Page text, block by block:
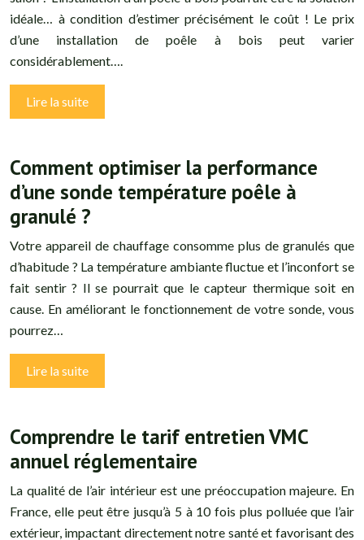
idéale… à condition d’estimer précisément le coût ! Le prix
d’une installation de poêle à bois peut varier
considérablement….
Lire la suite
Comment optimiser la performance
d’une sonde température poêle à
granulé ?
Votre appareil de chauffage consomme plus de granulés que
d’habitude ? La température ambiante fluctue et l’inconfort se
fait sentir ? Il se pourrait que le capteur thermique soit en
cause. En améliorant le fonctionnement de votre sonde, vous
pourrez…
Lire la suite
Comprendre le tarif entretien VMC
annuel réglementaire
La qualité de l’air intérieur est une préoccupation majeure. En
France, elle peut être jusqu’à 5 à 10 fois plus polluée que l’air
extérieur, impactant directement notre santé et favorisant des